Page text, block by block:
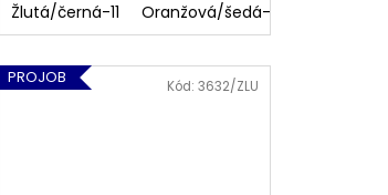
Žlutá/černá-11 Oranžová/šedá-17
PROJOB Kód: 3632/ZLU